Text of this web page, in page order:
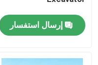
جولة في المعمل
إرسال استفسار